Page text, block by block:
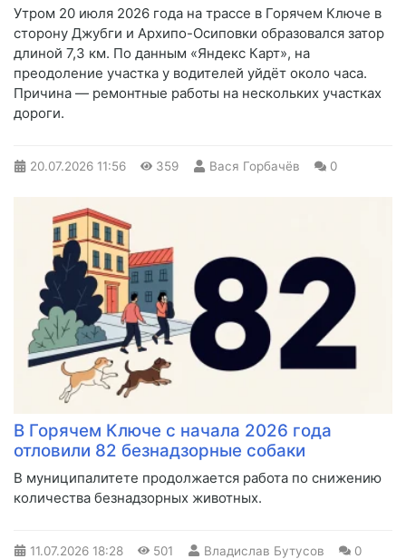
Утром 20 июля 2026 года на трассе в Горячем Ключе в
сторону Джубги и Архипо-Осиповки образовался затор
длиной 7,3 км. По данным «Яндекс Карт», на
преодоление участка у водителей уйдёт около часа.
Причина — ремонтные работы на нескольких участках
дороги.
20.07.2026 11:56 359 Вася Горбачёв 0
В Горячем Ключе с начала 2026 года
отловили 82 безнадзорные собаки
В муниципалитете продолжается работа по снижению
количества безнадзорных животных.
11.07.2026 18:28 501 Владислав Бутусов 0